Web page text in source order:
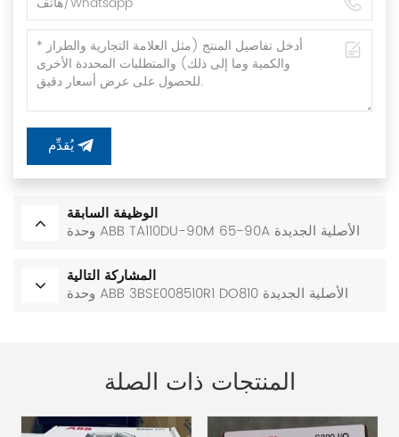
يُقدِّم
الوظيفة السابقة
وحدة ABB TA110DU-90M 65-90A الأصلية الجديدة
المشاركة التالية
وحدة ABB 3BSE008510R1 DO810 الأصلية الجديدة
المنتجات ذات الصلة